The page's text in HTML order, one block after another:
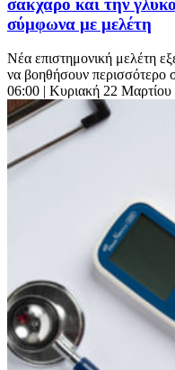
σύμφωνα με μελέτη
Νέα επιστημονική μελέτη
να βοηθήσουν περισσότερο
06:00 | Κυριακή 22 Μαρτίου